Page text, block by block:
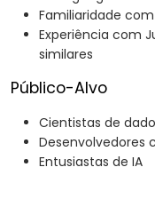
Familiaridade
Experiência com
similares
Público-Alvo
Cientistas de
Desenvolvedores
Entusiastas de IA